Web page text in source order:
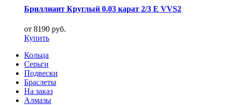
Бриллиант Круглый 0.03 карат 2/3 E VVS2
от 8190 руб.
Купить
Кольца
Серьги
Подвески
Браслеты
На заказ
Алмазы